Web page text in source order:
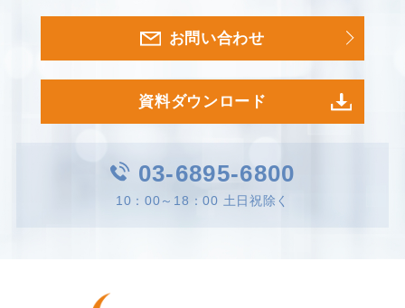
お問い合わせ
資料ダウンロード
03-6895-6800
10：00～18：00 土日祝除く